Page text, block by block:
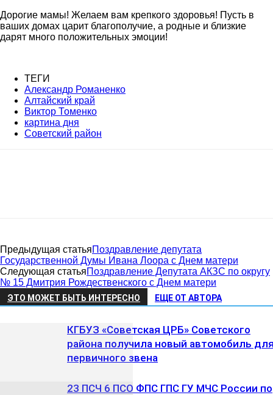
Дорогие мамы! Желаем вам крепкого здоровья! Пусть в
ваших домах царит благополучие, а родные и близкие
дарят много положительных эмоции!
ТЕГИ
Александр Романенко
Алтайский край
Виктор Томенко
картина дня
Советский район
Предыдущая статьяПоздравление депутата
Государственной Думы Ивана Лоора с Днем матери
Следующая статьяПоздравление Депутата АКЗС по округу
№ 15 Дмитрия Рождественского с Днем матери
ЭТО МОЖЕТ БЫТЬ ИНТЕРЕСНО ЕЩЕ ОТ АВТОРА
КГБУЗ «Советская ЦРБ» Советского
района получила новый автомобиль
первичного звена
23 ПСЧ 6 ПСО ФПС ГПС ГУ МЧС России по